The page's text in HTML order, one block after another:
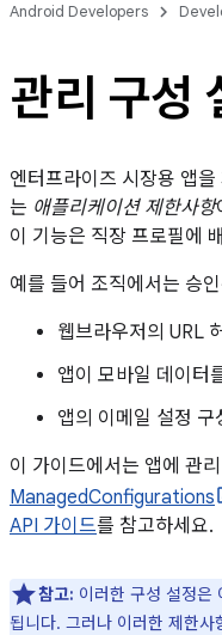
Android Developers
관리 구성
엔터프라이즈 시장용 앱
는 애플리케이션 제한사항
이 기능은 직장 프로필에
예를 들어 조직에서는 승
웹브라우저의 URL
앱이 모바일 데이터
앱의 이메일 설정 구
이 가이드에서는 앱에 관
ManagedConfigurations
API 가이드를 참고하세요.
참고: 이러한 구성 설정은
됩니다. 그러나 이러한 제한